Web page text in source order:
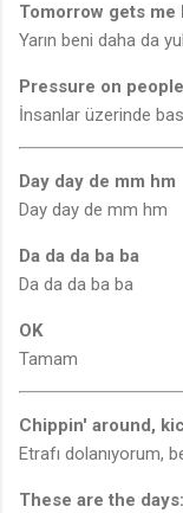
Tomorrow gets me
Yarın beni daha da
Pressure on
İnsanlar üzerinde
Day day de mm hm
Day day de mm hm
Da da da ba ba
Da da da ba ba
OK
Tamam
Chippin' around,
Etrafı dolanıyorum,
These are the